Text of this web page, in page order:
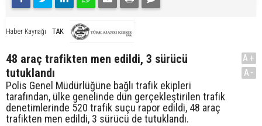
Haber Kaynağı TAK
48 araç trafikten men edildi, 3 sürücü
tutuklandı
Polis Genel Müdürlüğüne bağlı trafik ekipleri
tarafından, ülke genelinde dün gerçekleştirilen trafik
denetimlerinde 520 trafik suçu rapor edildi, 48 araç
trafikten men edildi, 3 sürücü de tutuklandı.
A+
A-